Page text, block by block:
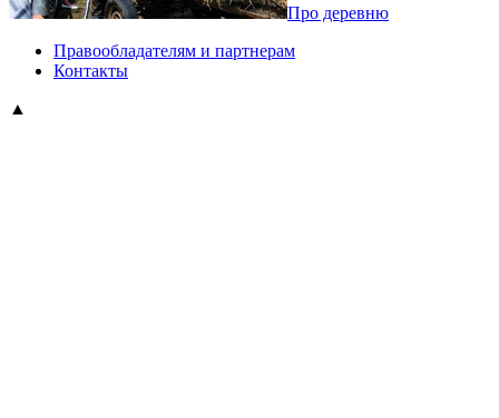
Про деревню
Правообладателям и партнерам
Контакты
▲